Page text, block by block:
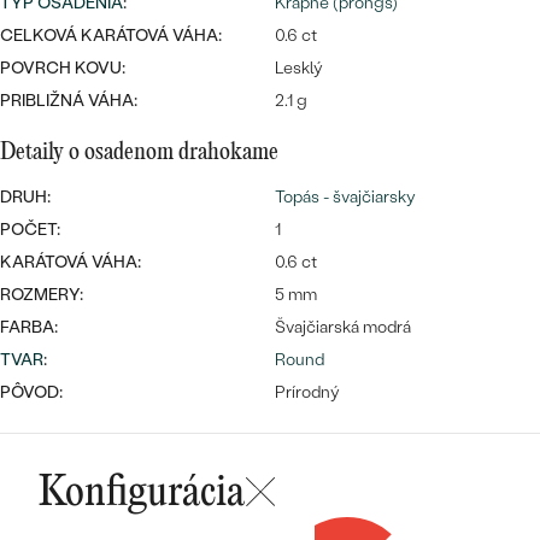
Bestsellery
CELKOVÁ KARÁTOVÁ VÁHA:
0.6 ct
POVRCH KOVU:
Lesklý
PRIBLIŽNÁ VÁHA:
2.1 g
Detaily o osadenom drahokame
DRUH:
Topás - švajčiarsky
POČET:
1
KARÁTOVÁ VÁHA:
0.6 ct
ROZMERY:
5 mm
FARBA:
Švajčiarská modrá
TVAR:
Round
PÔVOD:
Prírodný
Konfigurácia